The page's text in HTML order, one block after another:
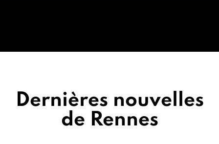
Dernières nouvelles
de Rennes